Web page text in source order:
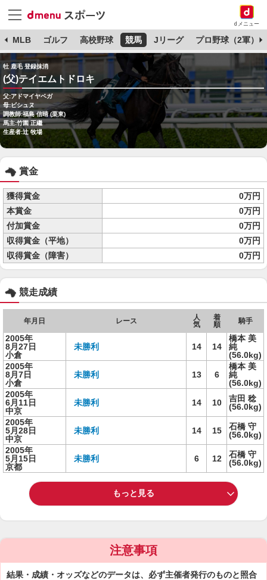
dメニュー
MLB ゴルフ 高校野球 競馬 Jリーグ プロ野球（2軍）
牡 鹿毛 登録抹消
(父)テイエムトドロキ
父:アドマイヤベガ
母:ビシュヌ
調教師:福島 信晴 (栗東)
馬主:竹園 正繼
生産者:辻 牧場
賞金
獲得賞金
0万円
本賞金
0万円
付加賞金
0万円
収得賞金（平地）
0万円
収得賞金（障害）
0万円
競走成績
年月日 レース
人
気
着
順
騎手
2005年
8月27日
小倉
未勝利 14 14
橋本 美
純
(56.0kg)
2005年
8月7日
小倉
未勝利 13 6
橋本 美
純
(56.0kg)
2005年
6月11日
中京
未勝利 14 10
吉田 稔
(56.0kg)
2005年
5月28日
中京
未勝利 14 15
石橋 守
(56.0kg)
2005年
5月15日
京都
未勝利 6 12
石橋 守
(56.0kg)
もっと見る
注意事項
結果・成績・オッズなどのデータは、必ず主催者発行のものと照合